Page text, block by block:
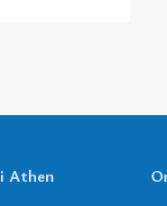
Athen